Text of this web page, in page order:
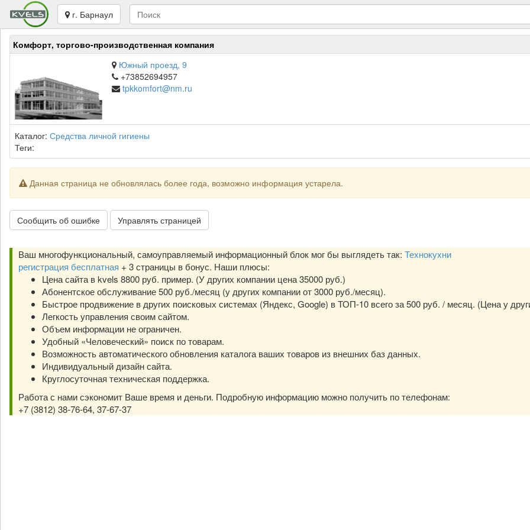
г. Барнаул
Комфорт, торгово-производственная компания
Южный проезд, 9
+73852694957
tpkkomfort@nm.ru
Каталог: Средства личной гигиены
Теги:
Данная страница не обновлялась более года, возможно информация устарела.
Сообщить об ошибке Управлять страницей
Ваш многофункциональный, самоуправляемый информационный блок мог бы выглядеть так: Технокухни
регистрация бесплатная + 3 страницы в бонус. Наши плюсы:
Цена сайта в kvels 8800 руб. пример. (У других компании цена 35000 руб.)
Абонентское обслуживание 500 руб./месяц (у других компании от 3000 руб./месяц).
Быстрое продвижение в других поисковых системах (Яндекс, Google) в ТОП-10 всего за 500 руб. / месяц. (Цена у
Легкость управления своим сайтом.
Объем информации не ограничен.
Удобный «Человеческий» поиск по товарам.
Возможность автоматического обновления каталога ваших товаров из внешних баз данных.
Индивидуальный дизайн сайта.
Круглосуточная техническая поддержка.
Работа с нами сэкономит Ваше время и деньги. Подробную информацию можно получить по телефонам:
+7 (3812) 38-76-64, 37-67-37